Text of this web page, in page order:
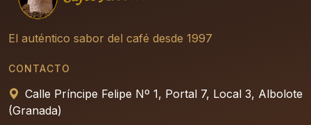
El auténtico sabor del café desde 1997
CONTACTO
Calle Príncipe Felipe Nº 1, Portal 7, Local 3, Albolote
(Granada)